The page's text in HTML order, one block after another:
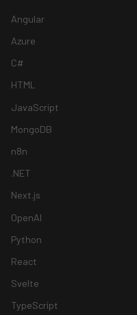
Angular
Azure
C#
HTML
JavaScript
MongoDB
n8n
.NET
Next.js
OpenAI
Python
React
Svelte
TypeScript